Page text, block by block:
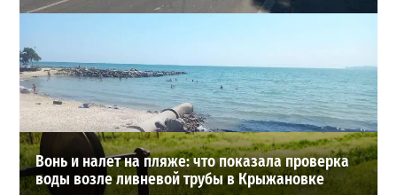
движения: что важно знать водителям
08-08-2026 в 09:29
ВИБОР РЕДАКЦИИ
Вонь и налет на пляже: что показала проверка
воды возле ливневой трубы в Крыжановке